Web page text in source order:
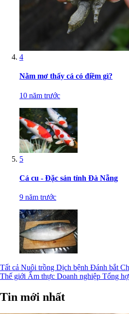
4
Nằm mơ thấy cá có điềm gì?
10 năm trước
5
Cá cu - Đặc sản tỉnh Đà Nẵng
9 năm trước
Tất cả Nuôi trồng Dịch bệnh Đánh bắt
Thế giới Ẩm thực Doanh nghiệp Tổng
Tin mới nhất